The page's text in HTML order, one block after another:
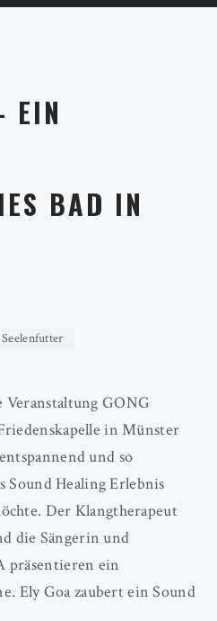
EIN
BAD IN
Seelenfutter
GONG
in Münster
und so
Sound Healing Erlebnis
Der Klangtherapeut
die Sängerin und
präsentieren ein
Ely Goa zaubert ein Sound